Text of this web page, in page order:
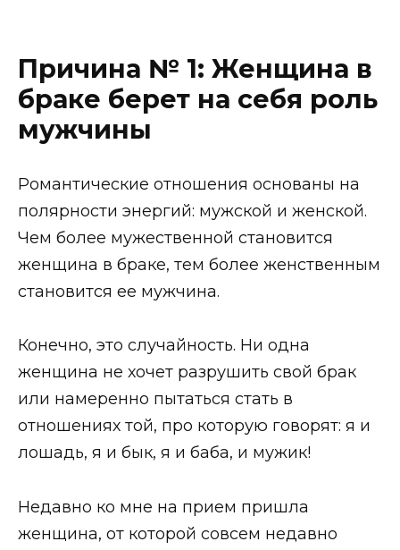
Причина № 1: Женщина в
браке берет на себя роль
мужчины
Романтические отношения основаны на
полярности энергий: мужской и женской.
Чем более мужественной становится
женщина в браке, тем более женственным
становится ее мужчина.
Конечно, это случайность. Ни одна
женщина не хочет разрушить свой брак
или намеренно пытаться стать в
отношениях той, про которую говорят: я и
лошадь, я и бык, я и баба, и мужик!
Недавно ко мне на прием пришла
женщина, от которой совсем недавно